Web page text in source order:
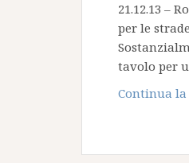
21.12.13 –
per le
tavolo per
Continua